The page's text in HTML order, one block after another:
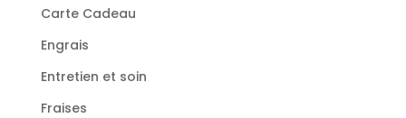
Carte Cadeau
Engrais
Entretien et soin
Fraises